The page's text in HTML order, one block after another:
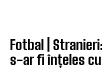
Fotbal |
s-ar fi înțeles cu